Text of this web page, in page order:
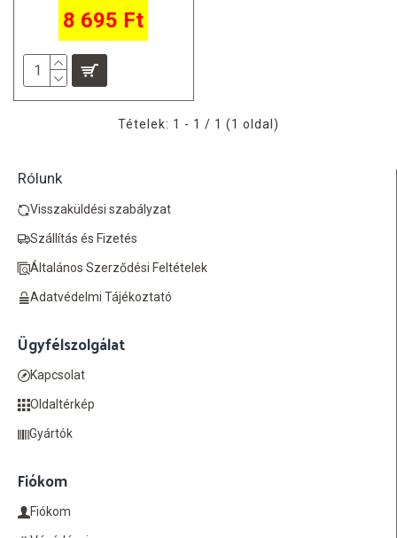
8 695 Ft
Tételek: 1 - 1 / 1 (1 oldal)
Rólunk
Visszaküldési szabályzat
Szállítás és Fizetés
Általános Szerződési Feltételek
Adatvédelmi Tájékoztató
Ügyfélszolgálat
Kapcsolat
Oldaltérkép
Gyártók
Fiókom
Fiókom